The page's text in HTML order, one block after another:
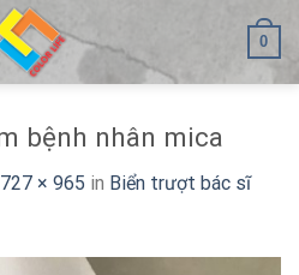
0
bệnh nhân mica
727 × 965 in Biển trượt bác sĩ